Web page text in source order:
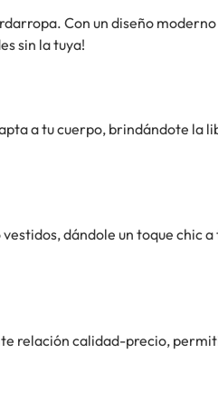
Con un diseño
sin la tuya!
a tu cuerpo, brindándote la
dándole un toque chic a
relación calidad-precio,